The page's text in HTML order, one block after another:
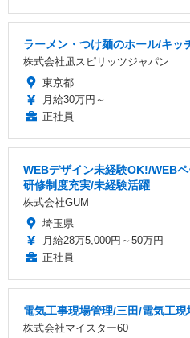
ラーメン・つけ麺のホール/キッ
株式会社凪スピリッツジャパン
東京都
月給30万円～
正社員
WEBデザイン未経験OK!/WEB
研修制度充実/未経験活躍
株式会社GUM
埼玉県
月給28万5,000円～50万円
正社員
電気工事現場管理/三田/電気工現
株式会社マイスター60